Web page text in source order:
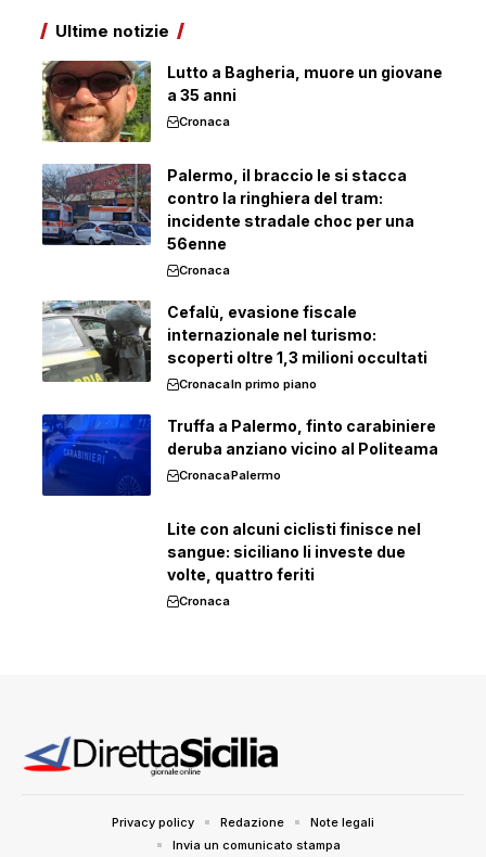
Ultime notizie
Lutto a Bagheria, muore un giovane
a 35 anni
Cronaca
Palermo, il braccio le si stacca
contro la ringhiera del tram:
incidente stradale choc per una
56enne
Cronaca
Cefalù, evasione fiscale
internazionale nel turismo:
scoperti oltre 1,3 milioni occultati
CronacaIn primo piano
Truffa a Palermo, finto carabiniere
deruba anziano vicino al Politeama
CronacaPalermo
Lite con alcuni ciclisti finisce nel
sangue: siciliano li investe due
volte, quattro feriti
Cronaca
Privacy policy Redazione
Note legali
Invia un comunicato stampa